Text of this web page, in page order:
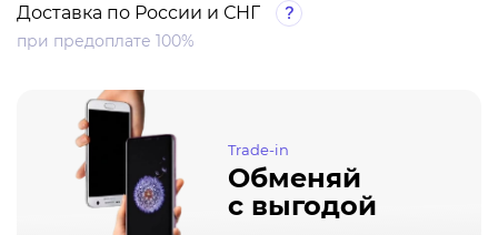
Доставка по России и СНГ
при предоплате 100%
Trade-in
Обменяй
с выгодой